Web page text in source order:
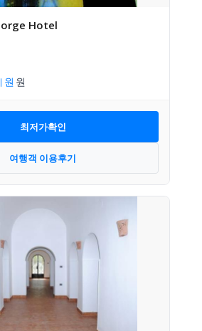
Hotel
최저가확인
여행객 이용후기